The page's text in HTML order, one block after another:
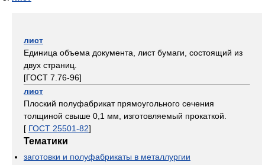
лист
Единица объема документа, лист бумаги, состоящий из
двух страниц.
[ГОСТ 7.76-96]
лист
Плоский полуфабрикат прямоугольного сечения
толщиной свыше 0,1 мм, изготовляемый прокаткой.
[ ГОСТ 25501-82]
Тематики
заготовки и полуфабрикаты в металлургии